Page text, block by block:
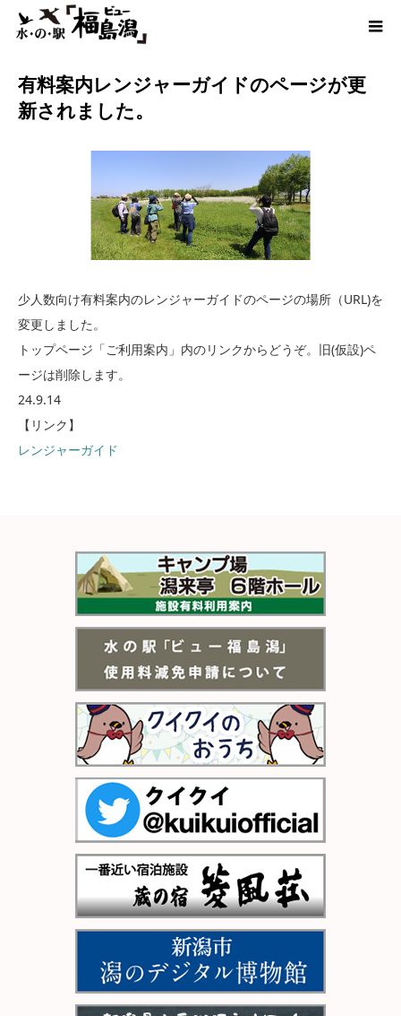
ホーム
最新のお知らせ
有料案内レンジャーガイドのページが更新さ
有料案内レンジャーガイドのページが更
新されました。
少人数向け有料案内のレンジャーガイドのページの場所（URL)を
変更しました。
トップページ「ご利用案内」内のリンクからどうぞ。旧(仮設)ペ
ージは削除します。
24.9.14
【リンク】
レンジャーガイド